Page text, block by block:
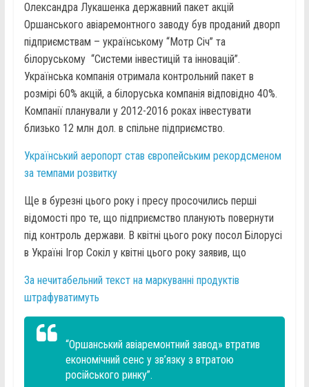
Олександра Лукашенка державний пакет акцій
Оршанського авіаремонтного заводу був проданий дворп
підприємствам – українському “Мотр Січ” та
білоруському “Системи інвестицій та інновацій”.
Українська компанія отримала контрольний пакет в
розмірі 60% акцій, а білоруська компанія відповідно 40%.
Компанії планували у 2012-2016 роках інвестувати
близько 12 млн дол. в спільне підприємство.
Український аеропорт став європейським рекордсменом
за темпами розвитку
Ще в бурезні цього року і пресу просочились перші
відомості про те, що підприємство планують повернути
під контроль держави. В квітні цього року посол Білорусі
в Україні Ігор Сокіл у квітні цього року заявив, що
За нечитабельний текст на маркуванні продуктів
штрафуватимуть
“Оршанський авіаремонтний завод» втратив
економічний сенс у зв’язку з втратою
російського ринку”.